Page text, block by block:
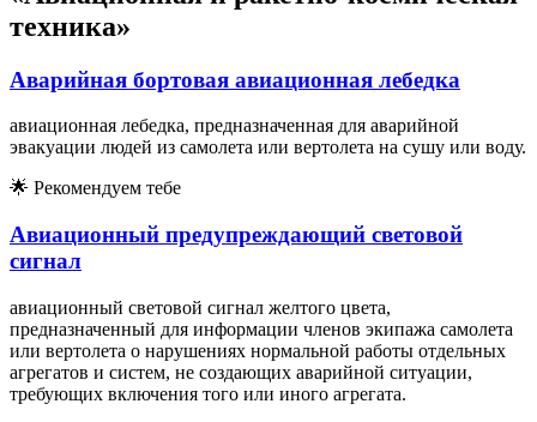
техника»
Аварийная бортовая авиационная лебедка
авиационная лебедка, предназначенная для аварийной
эвакуации людей из самолета или вертолета на сушу или воду.
🌟 Рекомендуем тебе
Авиационный предупреждающий световой
сигнал
авиационный световой сигнал желтого цвета,
предназначенный для информации членов экипажа самолета
или вертолета о нарушениях нормальной работы отдельных
агрегатов и систем, не создающих аварийной ситуации,
требующих включения того или иного агрегата.